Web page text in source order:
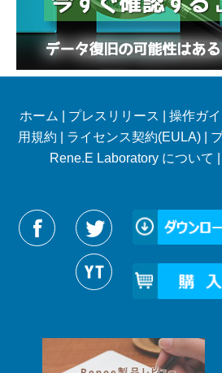
ホーム プレスリリース 操作ガ
用規約
ライセンス契約(EULA)|
Rene.E Laboratory について
Reneelabをフォローする